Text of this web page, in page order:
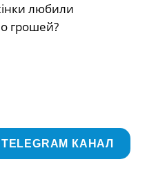
любили
грошей?
КАНАЛ